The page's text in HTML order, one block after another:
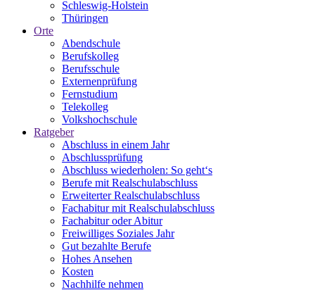
Schleswig-Holstein
Thüringen
Orte
Abendschule
Berufskolleg
Berufsschule
Externenprüfung
Fernstudium
Telekolleg
Volkshochschule
Ratgeber
Abschluss in einem Jahr
Abschlussprüfung
Abschluss wiederholen: So geht‘s
Berufe mit Realschulabschluss
Erweiterter Realschulabschluss
Fachabitur mit Realschulabschluss
Fachabitur oder Abitur
Freiwilliges Soziales Jahr
Gut bezahlte Berufe
Hohes Ansehen
Kosten
Nachhilfe nehmen